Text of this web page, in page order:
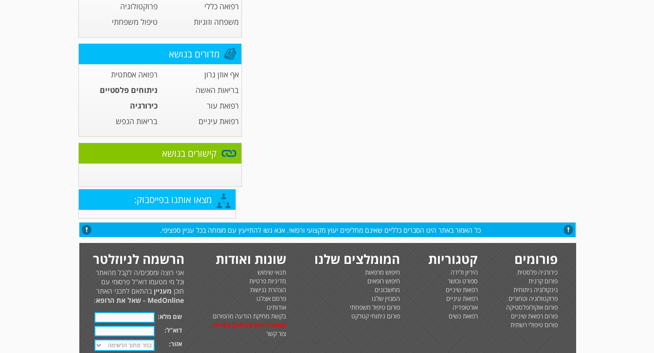
רפואה כללי
פרוקטולוגיה
משפחה וזוגיות
טיפול משפחתי
מדורים בנושא
אף אוזן גרון
רפואה אסתטית
בריאות האשה
ניתוחים פלסטיים
רפואת עור
כירורגיה
רפואת עיניים
בריאות הנפש
קישורים בנושא
מצאו אותנו בפייסבוק:
כל האמור באתר הינו הסברים כלליים שאינם מחליפים יעוץ מקצועי ורפואי. אנא גשו להתייעץ עם מומחה בכל עניין ספציפי.
פורומים
כירורגיה פלסטית
פורום קרנית
גינקולוגיה ניתוחית
פרוקטולוגיה וטחורים
פורום אוקולופלסטיקה
פורום רפואת שיניים
פורום טיפולי רשתית
קטגוריות
היריון ולידה
ספורט וכושר
רפואת שיניים
רפואת עיניים
אורטופדיה
רפואת נשים
המומלצים שלנו
חיפוש מרפאות
חיפוש רופאים
מחשבונים
המגזין שלנו
פורום טיפול משפחתי
פורום ניתוחי קטרקט
שונות ואודות
תנאי שימוש
מדיניות פרטיות
הצהרת נגישות
פרסם אצלנו
אודותינו
בקשת מחיקת הודעה מהפורום
טופס לדיווח על תוכן בעייתי
צור קשר
הרשמה לניוזלטר
אני רוצה ומסכים/ה לקבל מהאתר
וכל מי מטעמו דוא"ל פרסומי עם
תוכן מענייןבהתאם לתכני האתר
MedOnline - שאל את הרופא
:
שם מלא:
דוא"ל:
אזור: